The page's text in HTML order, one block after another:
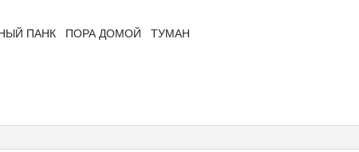
ПАНК ПОРА ДОМОЙ ТУМАН